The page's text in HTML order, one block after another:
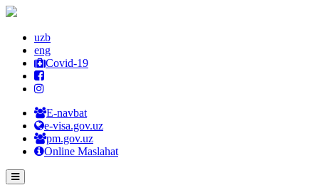
uzb
eng
Covid-19
E-navbat
e-visa.gov.uz
pm.gov.uz
Online Maslahat